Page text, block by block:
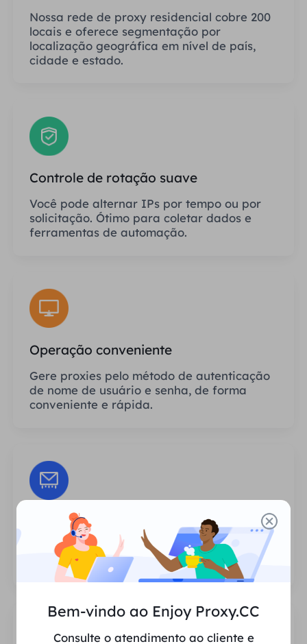
Nossa rede de proxy residencial cobre 200
locais e oferece segmentação por
localização geográfica em nível de país,
cidade e estado.
Controle de rotação suave
Você pode alternar IPs por tempo ou por
solicitação. Ótimo para coletar dados e
ferramentas de automação.
Operação conveniente
Gere proxies pelo método de autenticação
de nome de usuário e senha, de forma
conveniente e rápida.
Sessões Ilimitadas
Não há limite para o número de usos ou
frequências de invocação dos proxies.
Bem-vindo ao Enjoy Proxy.CC
Consulte o atendimento ao cliente e